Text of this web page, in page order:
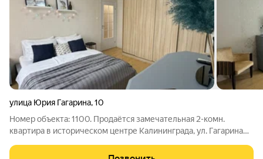
улица Юрия Гагарина,10
Номер объекта: 1100. Продаётся замечательная 2-комн.
квартира в историческом центре Калининграда, ул. Гагарина
(кирпичный дом, 1945 г.п., после капремонта) Площадь: общая